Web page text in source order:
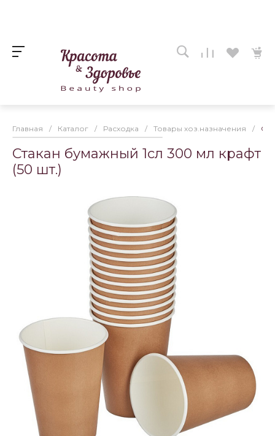
Главная / Каталог / Расходка / Товары хоз.назначения /
Стакан бумажный 1сл 300 мл крафт
(50 шт.)